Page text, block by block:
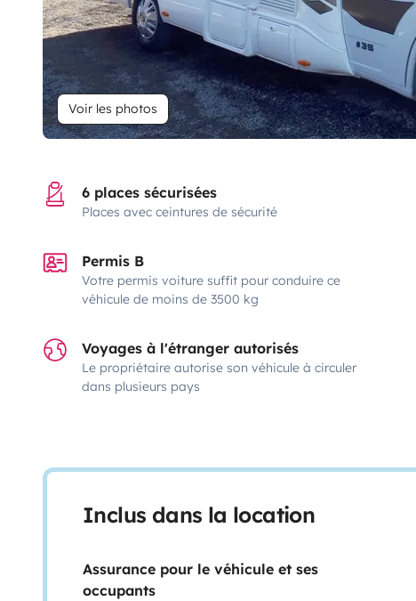
Voir les photos
6 places sécurisées
Places avec ceintures de sécurité
Permis B
Votre permis voiture suffit pour conduire ce
véhicule de moins de 3500 kg
Voyages à l'étranger autorisés
Le propriétaire autorise son véhicule à circuler
dans plusieurs pays
Inclus dans la location
Assurance pour le véhicule et ses
occupants